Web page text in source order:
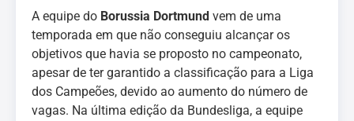
A equipe do Borussia Dortmund vem de uma
temporada em que não conseguiu alcançar os
objetivos que havia se proposto no campeonato,
apesar de ter garantido a classificação para a Liga
dos Campeões, devido ao aumento do número de
vagas. Na última edição da Bundesliga, a equipe